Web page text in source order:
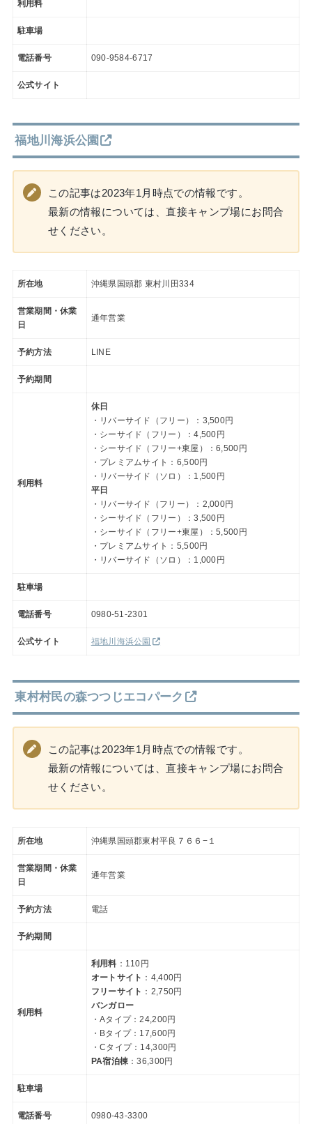
利用料
駐車場
電話番号 090-9584-6717
公式サイト
福地川海浜公園
この記事は2023年1月時点での情報です。
最新の情報については、直接キャンプ場にお問合
せください。
所在地 沖縄県国頭郡 東村川田334
営業期間・休業
日
通年営業
予約方法 LINE
予約期間
利用料
休日
・リバーサイド（フリー）：3,500円
・シーサイド（フリー）：4,500円
・シーサイド（フリー+東屋）：6,500円
・プレミアムサイト：6,500円
・リバーサイド（ソロ）：1,500円
平日
・リバーサイド（フリー）：2,000円
・シーサイド（フリー）：3,500円
・シーサイド（フリー+東屋）：5,500円
・プレミアムサイト：5,500円
・リバーサイド（ソロ）：1,000円
駐車場
電話番号 0980-51-2301
公式サイト 福地川海浜公園
東村村民の森つつじエコパーク
この記事は2023年1月時点での情報です。
最新の情報については、直接キャンプ場にお問合
せください。
所在地 沖縄県国頭郡東村平良７６６−１
営業期間・休業
日
通年営業
予約方法 電話
予約期間
利用料
利用料 ：110円
オートサイト ：4,400円
フリーサイト ：2,750円
バンガロー
・Aタイプ：24,200円
・Bタイプ：17,600円
・Cタイプ：14,300円
PA宿泊棟 ：36,300円
駐車場
電話番号 0980-43-3300